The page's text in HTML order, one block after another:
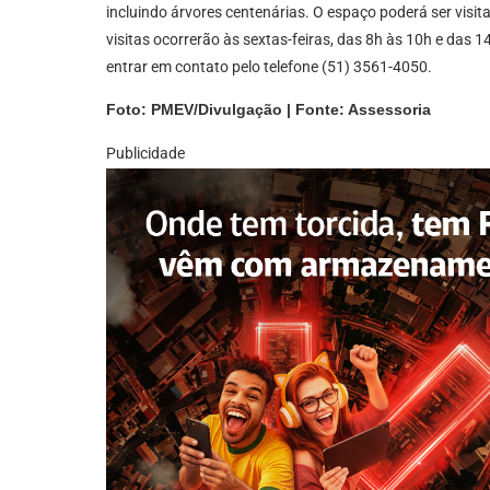
incluindo árvores centenárias. O espaço poderá ser
visitas ocorrerão às sextas-feiras, das 8h às 10h e das
entrar em contato pelo telefone (51) 3561-4050.
Foto: PMEV/Divulgação | Fonte: Assessoria
Publicidade